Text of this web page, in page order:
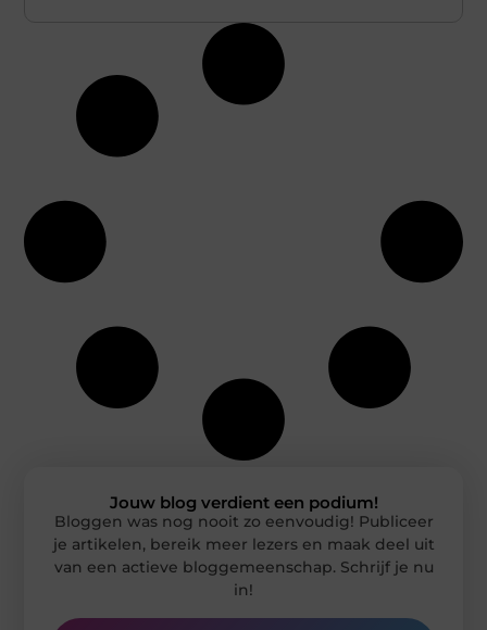
Jouw blog verdient een podium!
Bloggen was nog nooit zo eenvoudig! Publiceer
je artikelen, bereik meer lezers en maak deel uit
van een actieve bloggemeenschap. Schrijf je nu
in!